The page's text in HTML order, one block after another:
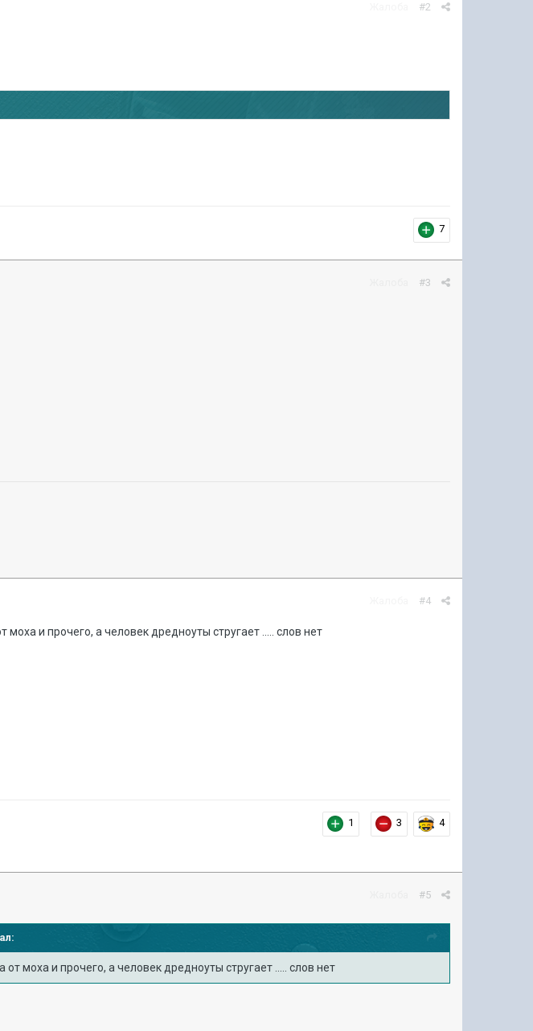
#2
7
#3
#4
и прочего, а человек дредноуты стругает ..... слов нет
1 3 4
#5
моха и прочего, а человек дредноуты стругает ..... слов нет